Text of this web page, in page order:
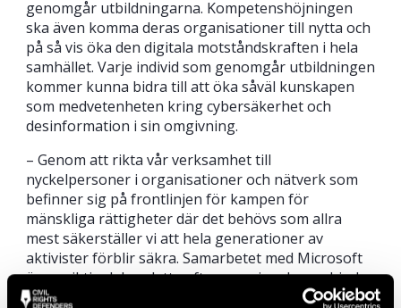
genomgår utbildningarna. Kompetenshöjningen
ska även komma deras organisationer till nytta och
på så vis öka den digitala motståndskraften i hela
samhället. Varje individ som genomgår utbildningen
kommer kunna bidra till att öka såväl kunskapen
som medvetenheten kring cybersäkerhet och
desinformation i sin omgivning.
– Genom att rikta vår verksamhet till
nyckelpersoner i organisationer och nätverk som
befinner sig på frontlinjen för kampen för
mänskliga rättigheter där det behövs som allra
mest säkerställer vi att hela generationer av
aktivister förblir säkra. Samarbetet med Microsoft
är en viktig del av detta eftersom vi nu kan erbjuda
verktyg och kompetens av allra högsta klass,säger